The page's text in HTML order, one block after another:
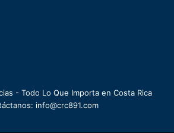
- Todo Lo Que Importa en Costa Rica
info@crc891.com